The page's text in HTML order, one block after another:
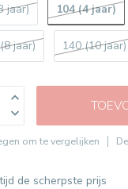
jaar) 104 (4 jaar)
jaar) 140 (10 jaar)
om te vergelijken
de scherpste prijs